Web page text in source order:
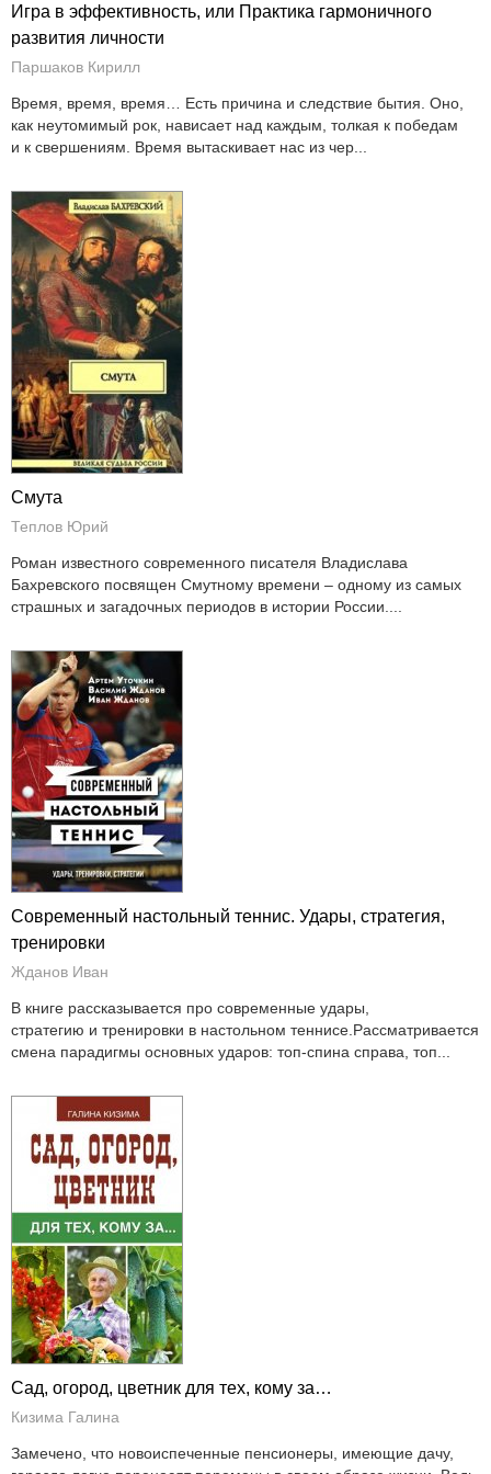
Игра в эффективность, или Практика гармоничного
развития личности
Паршаков Кирилл
Время, время, время… Есть причина и следствие бытия. Оно,
как неутомимый рок, нависает над каждым, толкая к победам
и к свершениям. Время вытаскивает нас из чер...
Смута
Теплов Юрий
Роман известного современного писателя Владислава
Бахревского посвящен Смутному времени – одному из самых
страшных и загадочных периодов в истории России....
Современный настольный теннис. Удары, стратегия,
тренировки
Жданов Иван
В книге рассказывается про современные удары,
стратегию и тренировки в настольном теннисе.Рассматривается
смена парадигмы основных ударов: топ-спина справа, топ...
Сад, огород, цветник для тех, кому за…
Кизима Галина
Замечено, что новоиспеченные пенсионеры, имеющие дачу,